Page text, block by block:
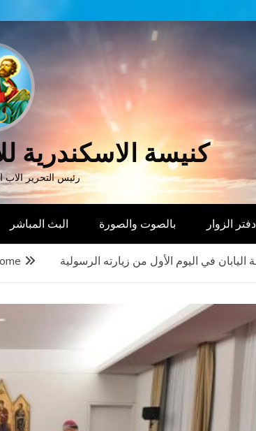
كنيسة الاسكندرية
رئيس التحرير
دفتر الزوار بالصوت والصورة البث المباشر
اليابان في اليوم الأول من زيارته الرسولية